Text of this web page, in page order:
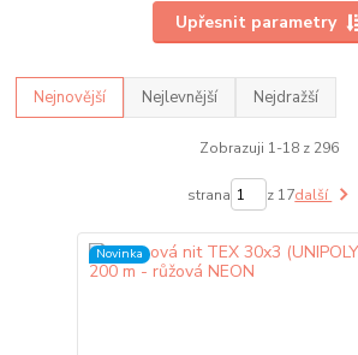
Upřesnit parametry
Nejnovější Nejlevnější Nejdražší
Zobrazuji 1-18 z 296
strana z 17další
Novinka